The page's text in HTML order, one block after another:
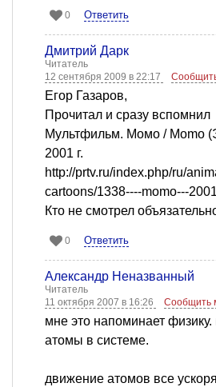
0 Ответить
Дмитрий Дарк
Читатель
12 сентября 2009 в 22:17
Егор Газаров,
Прочитал и сразу вспомнил
Мультфильм. Момо / Momo
2001 г.
http://prtv.ru/index.php/ru/
cartoons/1338----momo---
Кто не смотрел
0 Ответить
Александр Неназванный
Читатель
11 октября 2007 в 16:26
Сообщить
мне это напоминает
атомы в системе.
движение атомов все